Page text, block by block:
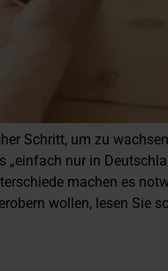
Schritt, um zu
nur in
machen es
wollen, lesen Sie